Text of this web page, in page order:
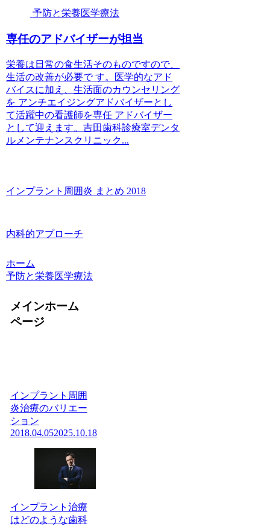
予防と栄養医学療法
専任のアドバイザーが担当
栄養は日常の食生活そのものですので、
生活の改善が必要で す。医学的なアド
バイスに加え、生活面のカウンセリング
を アンチエイジングアドバイザーとし
て活躍中の看護師を専任 アドバイザー
として迎えます。吉田歯科診療室デンタ
ルメンテナンスクリニック...
インプラント周囲炎 まとめ 2018
内科的アプローチ
ホーム
予防と栄養医学療法
メインホーム
ページ
インプラント周囲
炎治療のバリエー
ション
2018.04.052025.10.18
インプラント治療
はどのような歯科